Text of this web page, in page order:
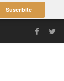
Suscribite